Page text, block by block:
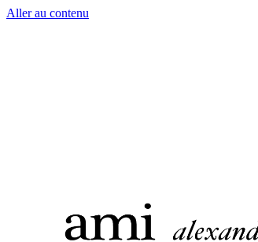
Aller au contenu